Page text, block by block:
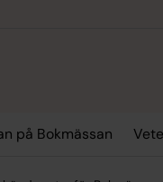
på Bokmässan